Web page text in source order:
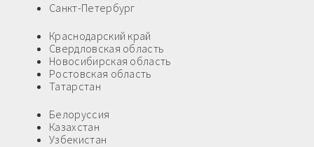
Санкт-Петербург
Краснодарский край
Свердловская область
Новосибирская область
Ростовская область
Татарстан
Белоруссия
Казахстан
Узбекистан